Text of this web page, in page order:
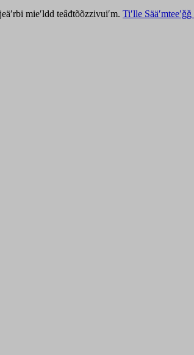
mieʹldd teâđtõõzzivuiʹm. Tiʹlle